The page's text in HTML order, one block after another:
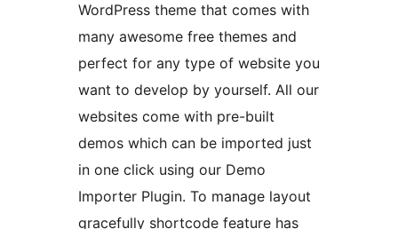
WordPress theme that comes with
many awesome free themes and
perfect for any type of website you
want to develop by yourself. All our
websites come with pre-built
demos which can be imported just
in one click using our Demo
Importer Plugin. To manage layout
gracefully shortcode feature has